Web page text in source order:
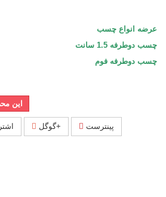
عرضه انواع چسب
چسب دوطرفه 1.5 سانت
چسب دوطرفه فوم
این
گوگل+ پینترست